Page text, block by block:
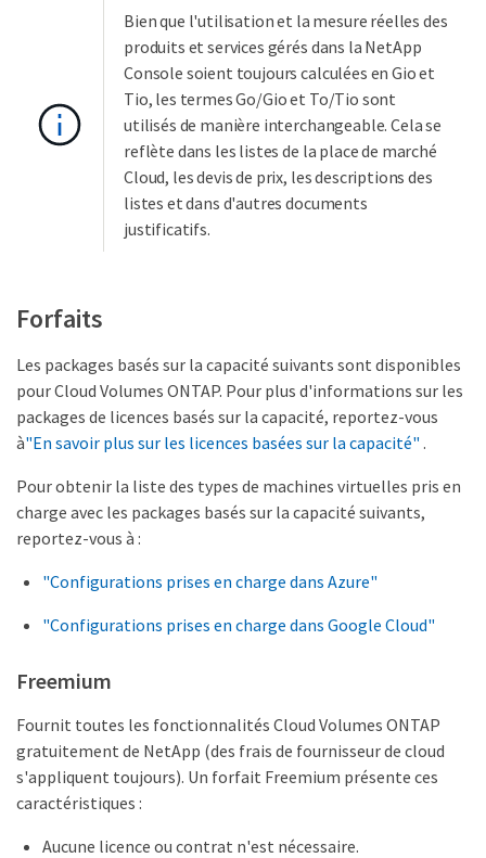
Bien que l'utilisation et la mesure réelles des
produits et services gérés dans la NetApp
Console soient toujours calculées en Gio et
Tio, les termes Go/Gio et To/Tio sont
utilisés de manière interchangeable. Cela se
reflète dans les listes de la place de marché
Cloud, les devis de prix, les descriptions des
listes et dans d'autres documents
justificatifs.
Forfaits
Les packages basés sur la capacité suivants sont disponibles
pour Cloud Volumes ONTAP. Pour plus d'informations sur les
packages de licences basés sur la capacité, reportez-vous
à"En savoir plus sur les licences basées sur la capacité" .
Pour obtenir la liste des types de machines virtuelles pris en
charge avec les packages basés sur la capacité suivants,
reportez-vous à :
"Configurations prises en charge dans Azure"
"Configurations prises en charge dans Google Cloud"
Freemium
Fournit toutes les fonctionnalités Cloud Volumes ONTAP
gratuitement de NetApp (des frais de fournisseur de cloud
s'appliquent toujours). Un forfait Freemium présente ces
caractéristiques :
Aucune licence ou contrat n'est nécessaire.